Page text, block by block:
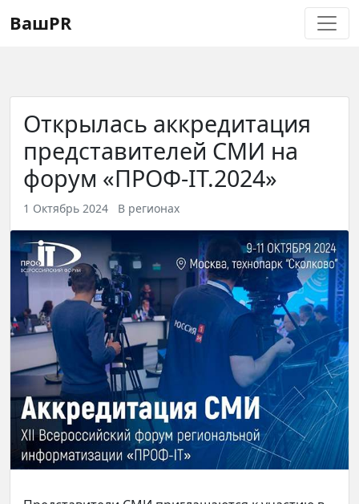
Регистрация
ВашPR
Открылась аккредитация
представителей СМИ на
форум «ПРОФ-IT.2024»
1 Октябрь 2024 В регионах